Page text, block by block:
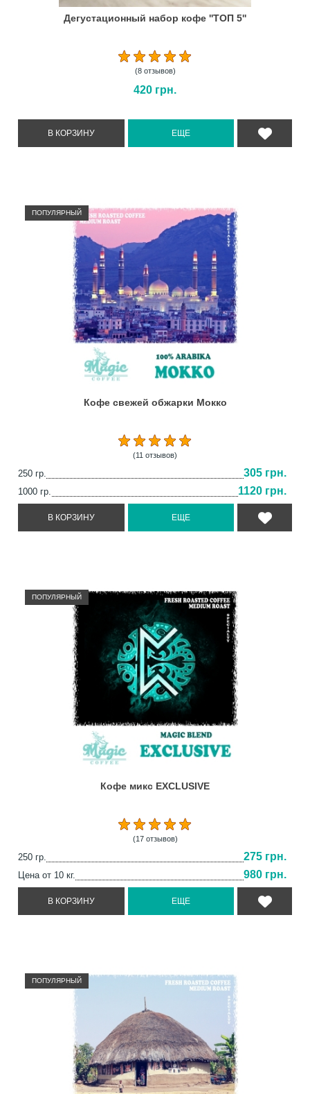
Дегустационный набор кофе ''ТОП 5''
(8 отзывов)
420 грн.
ПОПУЛЯРНЫЙ
Кофе свежей обжарки Мокко
(11 отзывов)
250 гр. 305 грн.
1000 гр. 1120 грн.
ПОПУЛЯРНЫЙ
Кофе микс EXCLUSIVE
(17 отзывов)
250 гр. 275 грн.
Цена от 10 кг. 980 грн.
ПОПУЛЯРНЫЙ